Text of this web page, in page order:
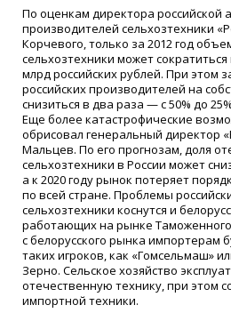
По оценкам директора российской
производителей сельхозтехники «
Корчевого, только за 2012 год
сельхозтехники может
млрд российских рублей. При этом
российских производителей на
снизиться в два раза — с 50% до
Еще более катастрофические
обрисовал генеральный директор «
Мальцев. По его прогнозам, доля
сельхозтехники в России может
а к 2020 году рынок потеряет
по всей стране. Проблемы
сельхозтехники коснутся и
работающих на рынке
с белорусского рынка импортерам
таких игроков, как «Гомсельмаш»
Зерно. Сельское хозяйство
отечественную технику, при этом
импортной техники.